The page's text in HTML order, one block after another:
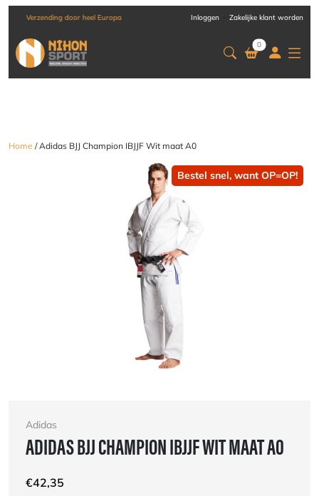
Verzending door heel Europa Inloggen Zakelijke klant worden
0
Home / Adidas BJJ Champion IBJJF Wit maat A0
Bestel snel, want OP=OP!
Adidas
ADIDAS BJJ CHAMPION IBJJF WIT MAAT A0
€42,35